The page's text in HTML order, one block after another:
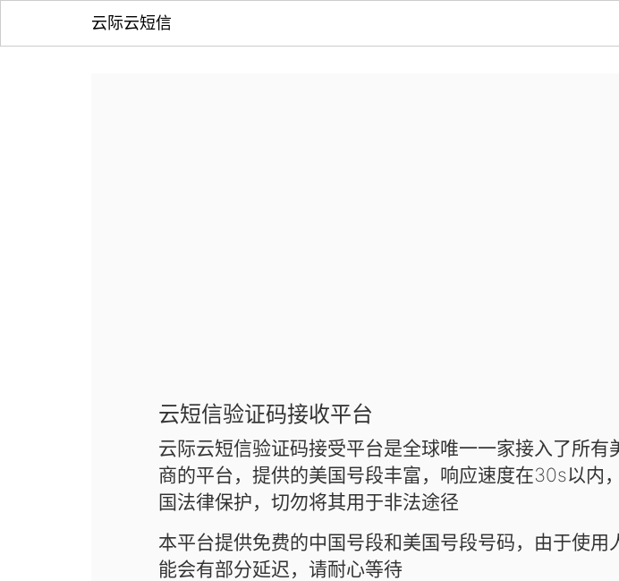
云际云短信
云短信验证码接收平台
云际云短信验证码接受平台是全球唯一一家接入了所有
商的平台，提供的美国号段丰富，响应速度在30s以内
国法律保护，切勿将其用于非法途径
本平台提供免费的中国号段和美国号段号码，由于使用
能会有部分延迟，请耐心等待